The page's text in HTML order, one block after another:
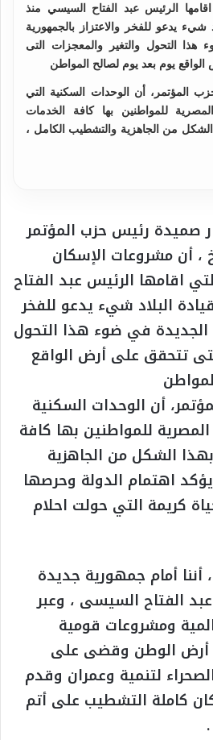
اقامها الرئيس عبد الفتاح السيسي منذ
شيء يدعو للفخر والاعتزاز بالجمهورية
هذا التحول والتغير والمعجزات التى
يوم بعد يوم لصالح المواطن
المؤتمر، أن الوحدات السكنية التي
للمواطنين بها كافة الخدمات
الشكل من الجاهزية والتشطيب الكامل ،
صميدة رئيس حزب المؤتمر
أن مشروعات الإسكان
اقامها الرئيس عبد الفتاح
البلاد شيء يدعو للفخر
الجديدة في ضوء هذا التحول
تتحقق على أرض الواقع
أن الوحدات السكنية
للمواطنين بها كافة
الشكل من الجاهزية
اهتمام الدولة وحرصها
كريمة التي حولت احلام
أمام جمهورية جديدة
الفتاح السيسى ، وعبر
ومشروعات قومية
أرض الوطن وقضى على
لتنمية وعمران وقدم
كاملة التشطيب على أتم